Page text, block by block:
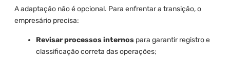
A adaptação não é opcional. Para enfrentar a transição, o
empresário precisa:
Revisar processos internos para garantir registro e
classificação correta das operações;